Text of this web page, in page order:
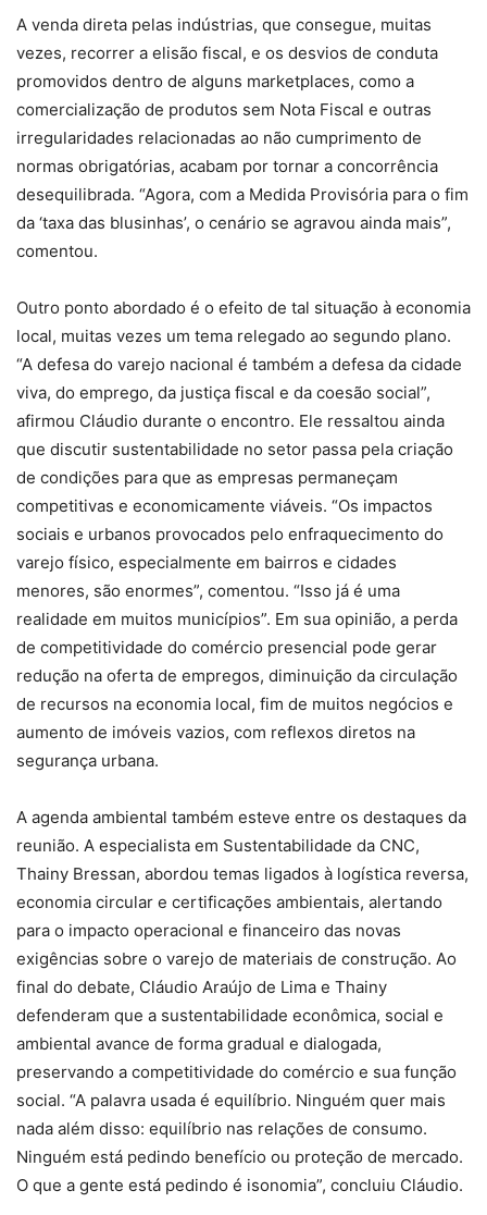
A venda direta pelas indústrias, que consegue, muitas
vezes, recorrer a elisão fiscal, e os desvios de conduta
promovidos dentro de alguns marketplaces, como a
comercialização de produtos sem Nota Fiscal e outras
irregularidades relacionadas ao não cumprimento de
normas obrigatórias, acabam por tornar a concorrência
desequilibrada. “Agora, com a Medida Provisória para o fim
da ‘taxa das blusinhas’, o cenário se agravou ainda mais”,
comentou.
Outro ponto abordado é o efeito de tal situação à economia
local, muitas vezes um tema relegado ao segundo plano.
“A defesa do varejo nacional é também a defesa da cidade
viva, do emprego, da justiça fiscal e da coesão social”,
afirmou Cláudio durante o encontro. Ele ressaltou ainda
que discutir sustentabilidade no setor passa pela criação
de condições para que as empresas permaneçam
competitivas e economicamente viáveis. “Os impactos
sociais e urbanos provocados pelo enfraquecimento do
varejo físico, especialmente em bairros e cidades
menores, são enormes”, comentou. “Isso já é uma
realidade em muitos municípios”. Em sua opinião, a perda
de competitividade do comércio presencial pode gerar
redução na oferta de empregos, diminuição da circulação
de recursos na economia local, fim de muitos negócios e
aumento de imóveis vazios, com reflexos diretos na
segurança urbana.
A agenda ambiental também esteve entre os destaques da
reunião. A especialista em Sustentabilidade da CNC,
Thainy Bressan, abordou temas ligados à logística reversa,
economia circular e certificações ambientais, alertando
para o impacto operacional e financeiro das novas
exigências sobre o varejo de materiais de construção. Ao
final do debate, Cláudio Araújo de Lima e Thainy
defenderam que a sustentabilidade econômica, social e
ambiental avance de forma gradual e dialogada,
preservando a competitividade do comércio e sua função
social. “A palavra usada é equilíbrio. Ninguém quer mais
nada além disso: equilíbrio nas relações de consumo.
Ninguém está pedindo benefício ou proteção de mercado.
O que a gente está pedindo é isonomia”, concluiu Cláudio.